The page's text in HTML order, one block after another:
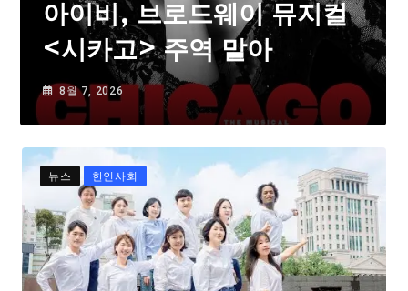
아이비, 브로드웨이 뮤지컬
<시카고> 주역 맡아
8월 7, 2026
뉴스 한인사회